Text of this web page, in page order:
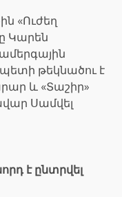
«Ուժեղ
Կարեն
թեկնածու է
և «Տաշիր»
Սամվել
է ընտրվել